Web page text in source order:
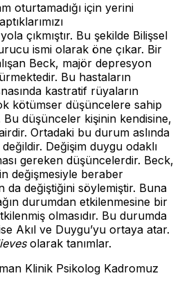
oturtamadığı için yerini
çıkmıştır. Bu şekilde Bilişsel
ismi olarak öne çıkar. Bir
Beck, majör depresyon
Bu hastaların
kastratif rüyaların
kötümser düşüncelere sahip
Bu düşünceler kişinin kendisine,
Ortadaki bu durum aslında
Değişim duygu odaklı
gereken düşüncelerdir. Beck,
değişmesiyle beraber
da değiştiğini söylemiştir. Buna
durumdan etkilenmesine bir
olmasıdır. Bu durumda
Akıl ve Duygu’yu ortaya atar.
olarak tanımlar.
Klinik Psikolog Kadromuz